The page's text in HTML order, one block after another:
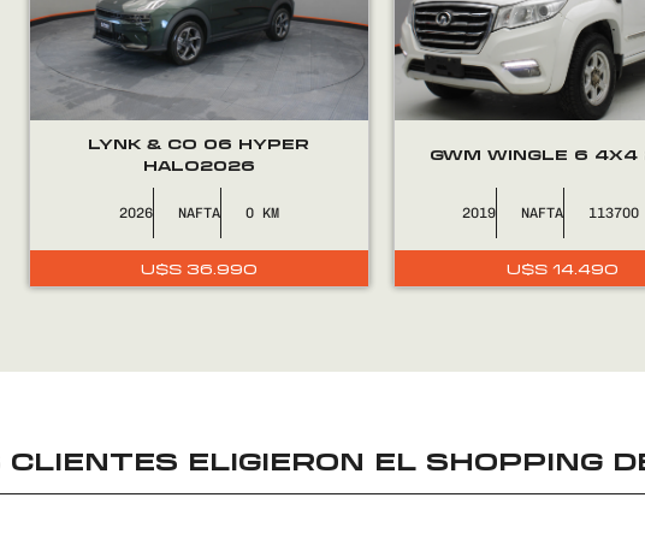
U$S
10.490.
U$S
LYNK & CO 06 HYPER
HALO2026
2026 NAFTA 0
U$S 36.990
GWM WINGLE 6 4X4
2019 NAFTA 113700
U$S14.490
ELIGIERON EL SHOPPING